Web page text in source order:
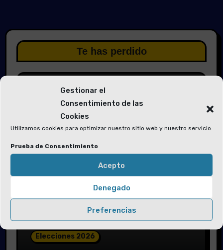
Gestionar el
Consentimiento de las
Cookies
Utilizamos cookies para optimizar nuestro sitio web y nuestro servicio.
Prueba de Consentimiento
Acepto
Denegado
Preferencias
Te has perdido
Mesas Electorales y la Junta Electoral
Elecciones 2026